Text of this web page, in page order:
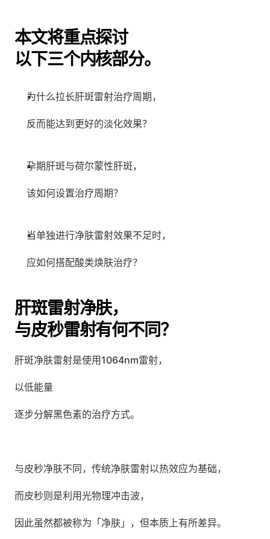
本文将重点探讨
以下三个内核部分。
为什么拉长肝斑雷射治疗周期，
反而能达到更好的淡化效果？
孕期肝斑与荷尔蒙性肝斑，
该如何设置治疗周期？
当单独进行净肤雷射效果不足时，
应如何搭配酸类焕肤治疗？
肝斑雷射净肤，
与皮秒雷射有何不同？
肝斑净肤雷射是使用1064nm雷射，
以低能量
逐步分解黑色素的治疗方式。
与皮秒净肤不同，传统净肤雷射以热效应为基础，
而皮秒则是利用光物理冲击波，
因此虽然都被称为「净肤」，但本质上有所差异。